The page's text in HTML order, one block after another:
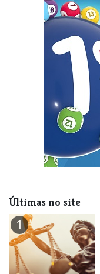
Últimas no site
1